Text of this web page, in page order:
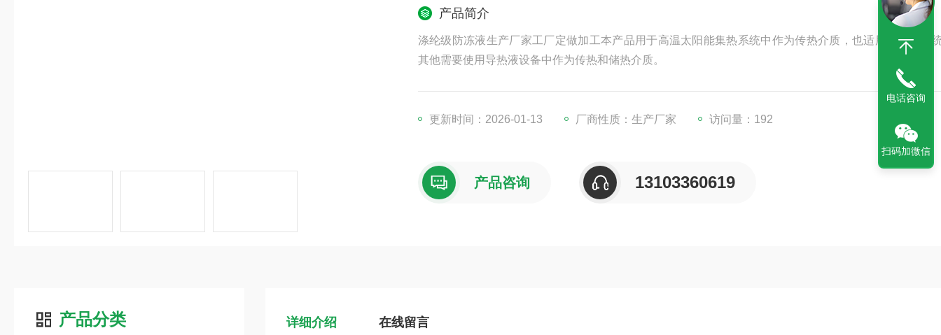
产品简介
涤纶级防冻液生产厂家工厂定做加工本产品用于高温太阳能集热系统中作为传热介质，也适用于热泵系
其他需要使用导热液设备中作为传热和储热介质。
更新时间：2026-01-13 厂商性质：生产厂家 访问量：192
产品咨询 13103360619
产品分类 详细介绍 在线留言
电话咨询
扫码加微信